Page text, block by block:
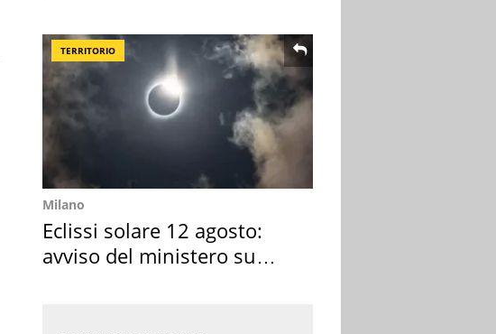
TERRITORIO
Milano
Eclissi solare 12 agosto:
avviso del ministero su